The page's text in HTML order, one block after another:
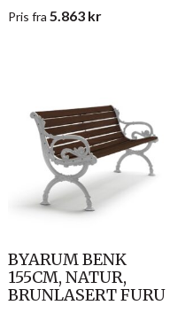
Pris fra 5.863 kr
BYARUM BENK
155CM, NATUR,
BRUNLASERT FURU